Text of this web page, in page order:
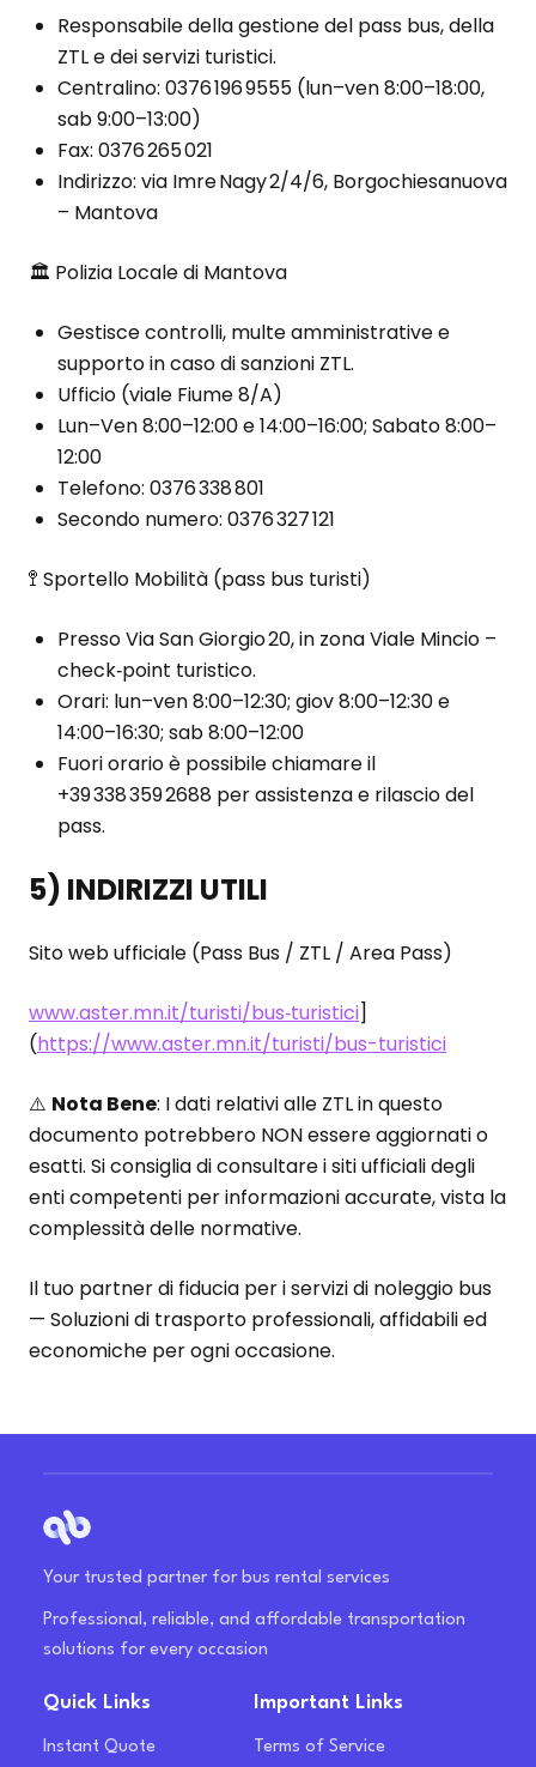
Responsabile della gestione del pass bus, della
ZTL e dei servizi turistici.
Centralino: 0376 196 9555 (lun–ven 8:00–18:00,
sab 9:00–13:00)
Fax: 0376 265 021
Indirizzo: via Imre Nagy 2/4/6, Borgochiesanuova
– Mantova
🏛 Polizia Locale di Mantova
Gestisce controlli, multe amministrative e
supporto in caso di sanzioni ZTL.
Ufficio (viale Fiume 8/A)
Lun–Ven 8:00–12:00 e 14:00–16:00; Sabato 8:00–
12:00
Telefono: 0376 338 801
Secondo numero: 0376 327 121
🚏 Sportello Mobilità (pass bus turisti)
Presso Via San Giorgio 20, in zona Viale Mincio –
check‑point turistico.
Orari: lun–ven 8:00–12:30; giov 8:00–12:30 e
14:00–16:30; sab 8:00–12:00
Fuori orario è possibile chiamare il
+39 338 359 2688 per assistenza e rilascio del
pass.
5) INDIRIZZI UTILI
Sito web ufficiale (Pass Bus / ZTL / Area Pass)
www.aster.mn.it/turisti/bus‑turistici]
(https://www.aster.mn.it/turisti/bus-turistici
⚠️ Nota Bene: I dati relativi alle ZTL in questo
documento potrebbero NON essere aggiornati o
esatti. Si consiglia di consultare i siti ufficiali degli
enti competenti per informazioni accurate, vista la
complessità delle normative.
Il tuo partner di fiducia per i servizi di noleggio bus
— Soluzioni di trasporto professionali, affidabili ed
economiche per ogni occasione.
Your trusted partner for bus rental services
Professional, reliable, and affordable transportation
solutions for every occasion
Quick Links
Instant Quote
Important Links
Terms of Service